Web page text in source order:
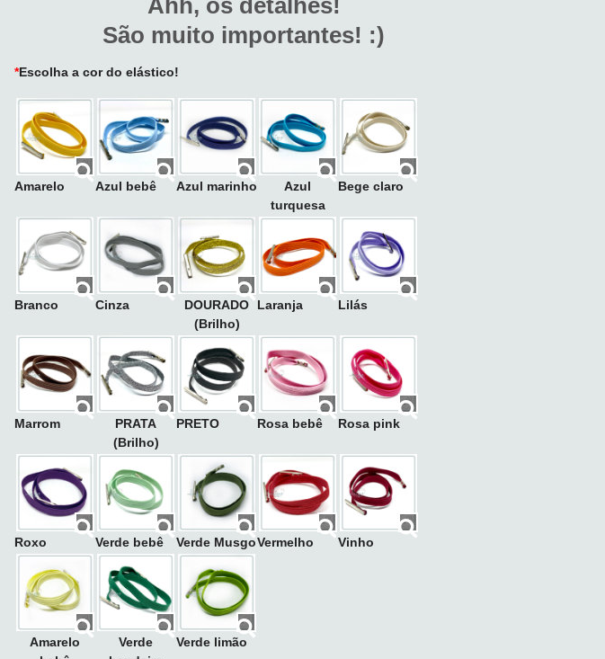
Ahh, os detalhes!
São muito importantes! :)
*Escolha a cor do elástico!
Amarelo Azul bebê Azul marinho
Azul
turquesa
Bege claro
Branco Cinza
DOURADO
(Brilho)
Laranja Lilás
Marrom
PRATA
(Brilho)
PRETO Rosa bebê Rosa pink
Roxo Verde bebê Verde MusgoVermelho Vinho
Amarelo
Verde
Verde limão